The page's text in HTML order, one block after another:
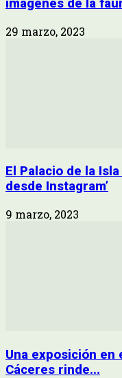
imágenes de la
29 marzo, 2023
El Palacio de la
desde Instagram’
9 marzo, 2023
Una exposición en
Cáceres rinde...